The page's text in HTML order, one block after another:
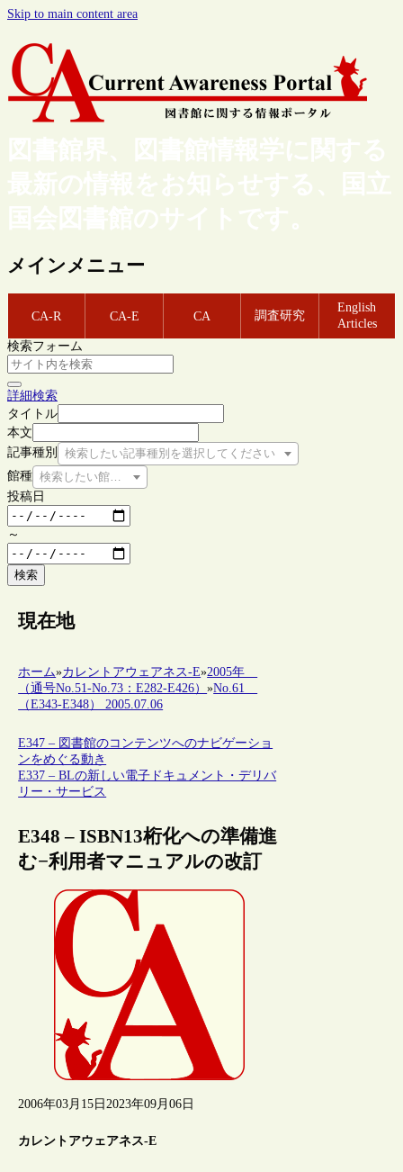
Skip to main content area
図書館界、図書館情報学に関する
最新の情報をお知らせする、国立
国会図書館のサイトです。
メインメニュー
CA-R CA-E CA 調査研究
English
Articles
検索フォーム
詳細検索
タイトル
本文
記事種別
検索したい記事種別を選択してください
館種 検索したい館種を選択してください
投稿日
～
検索
現在地
ホーム»カレントアウェアネス-E»2005年
（通号No.51-No.73：E282-E426）»No.61
（E343-E348） 2005.07.06
E347 – 図書館のコンテンツへのナビゲーショ
ンをめぐる動き
E337 – BLの新しい電子ドキュメント・デリバ
リー・サービス
E348 – ISBN13桁化への準備進
む−利用者マニュアルの改訂
2006年03月15日 2023年09月06日
カレントアウェアネス-E